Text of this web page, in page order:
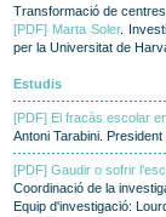
Transformació de
[PDF] Marta Soler.
per la Universitat de
Estudis
[PDF] El fracàs escolar
Antoni Tarabini.
[PDF] Gaudir o sofrir
Coordinació de la
Equip d'investigació: